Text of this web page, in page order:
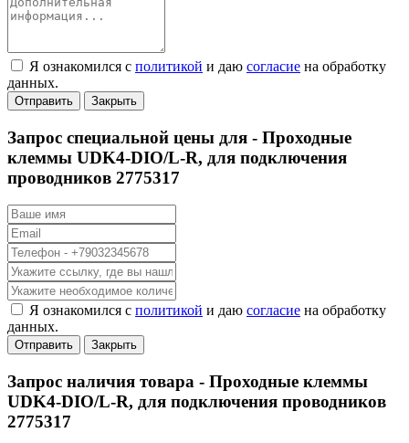
Я ознакомился с политикой и даю согласие на обработку
данных.
Отправить Закрыть
Запрос специальной цены для - Проходные
клеммы UDK4-DIO/L-R, для подключения
проводников 2775317
Я ознакомился с политикой и даю согласие на обработку
данных.
Отправить Закрыть
Запрос наличия товара - Проходные клеммы
UDK4-DIO/L-R, для подключения проводников
2775317